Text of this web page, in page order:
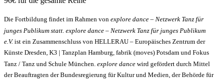
Die Fortbildung findet im Rahmen von explore dance – Netzwerk Tanz für
junges Publikum statt. explore dance – Netzwerk Tanz für junges Publikum
e.V. ist ein Zusammenschluss von HELLERAU – Europäisches Zentrum der
Künste Dresden, K3 | Tanzplan Hamburg, fabrik (moves) Potsdam und Fokus
Tanz / Tanz und Schule München. explore dance wird gefördert durch Mittel
der Beauftragten der Bundesregierung für Kultur und Medien, der Behörde für